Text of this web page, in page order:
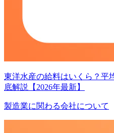
東洋水産の給料はいくら？平
底解説【2026年最新】
製造業に関わる会社について